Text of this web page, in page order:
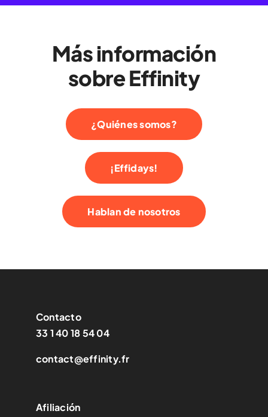
Más información
sobre Effinity
¿Quiénes somos?
¡Effidays!
Hablan de nosotros
Contacto
33 1 40 18 54 04
contact@effinity.fr
Afiliación